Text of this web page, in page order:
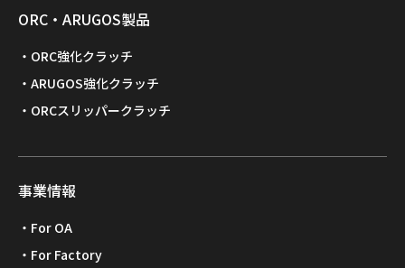
ORC・ARUGOS製品
ORC強化クラッチ
ARUGOS強化クラッチ
ORCスリッパークラッチ
事業情報
For OA
For Factory